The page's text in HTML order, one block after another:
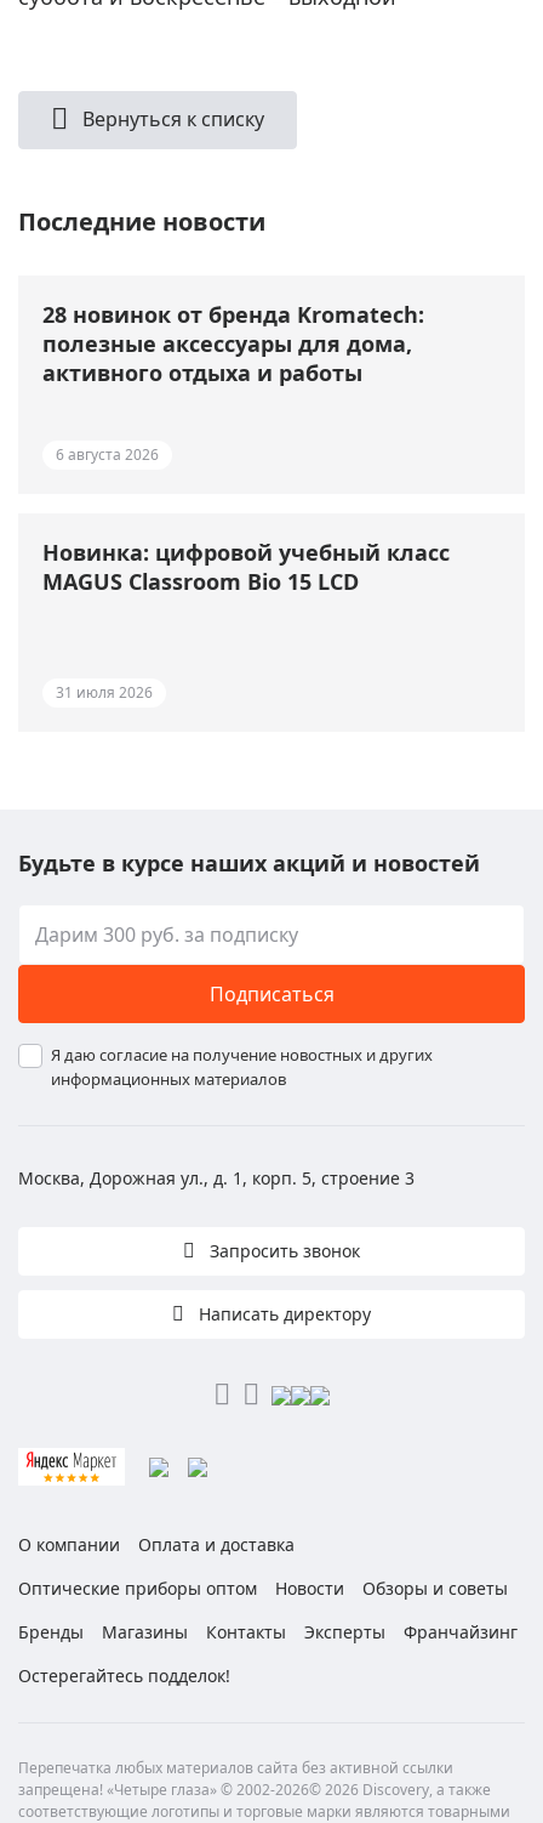
Вернуться к списку
Последние новости
28 новинок от бренда Kromatech:
полезные аксессуары для дома,
активного отдыха и работы
6 августа 2026
Новинка: цифровой учебный класс
MAGUS Classroom Bio 15 LCD
31 июля 2026
Будьте в курсе наших акций и новостей
Подписаться
Я даю согласие на получение новостных и других
информационных материалов
Москва, Дорожная ул., д. 1, корп. 5, строение 3
Запросить звонок
Написать директору
О компании
Оплата и доставка
Оптические приборы оптом
Новости
Обзоры и советы
Бренды
Магазины Контакты Эксперты
Франчайзинг
Остерегайтесь подделок!
Перепечатка любых материалов сайта без активной ссылки
запрещена! «Четыре глаза» © 2002-2026© 2026 Discovery, а также
соответствующие логотипы и торговые марки являются товарными